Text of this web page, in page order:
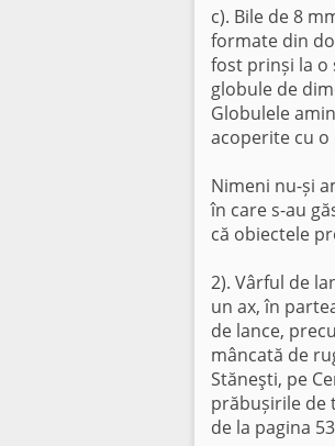
c). Bile de 8
formate din
fost prinși la o
globule de
Globulele
acoperite cu
Nimeni nu-și
în care s-au
că obiectele
2). Vârful de
un ax, în
de lance,
mâncată de
Stăneşti, pe
prăbușirile de
de la pagina